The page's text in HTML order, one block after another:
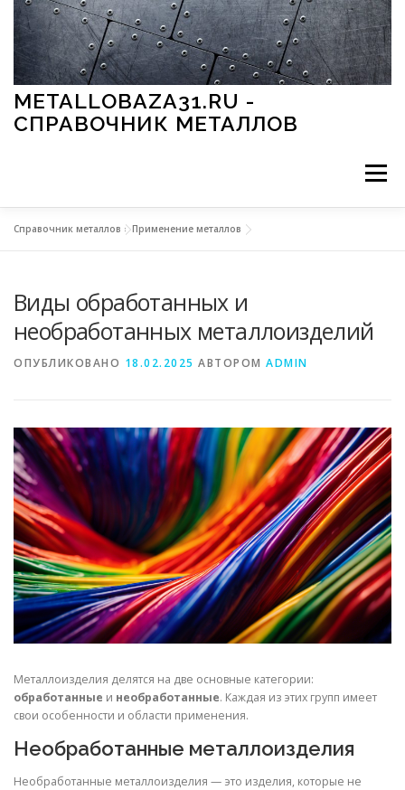
Перейти к содержимому
METALLOBAZA31.RU -
СПРАВОЧНИК МЕТАЛЛОВ
Меню
МЕТАЛЛЫ И ОКРУЖАЮЩАЯ СРЕДА
СВОЙСТВА МЕТАЛЛОВ СОРТА МЕТАЛЛОВ
СТАТЬИ
Справочник металлов »Применение металлов
Виды обработанных и
необработанных металлоизделий
ОПУБЛИКОВАНО 18.02.2025 АВТОРОМ ADMIN
Металлоизделия делятся на две основные категории:
обработанные и необработанные. Каждая из этих групп имеет
свои особенности и области применения.
Необработанные металлоизделия
Необработанные металлоизделия — это изделия, которые не